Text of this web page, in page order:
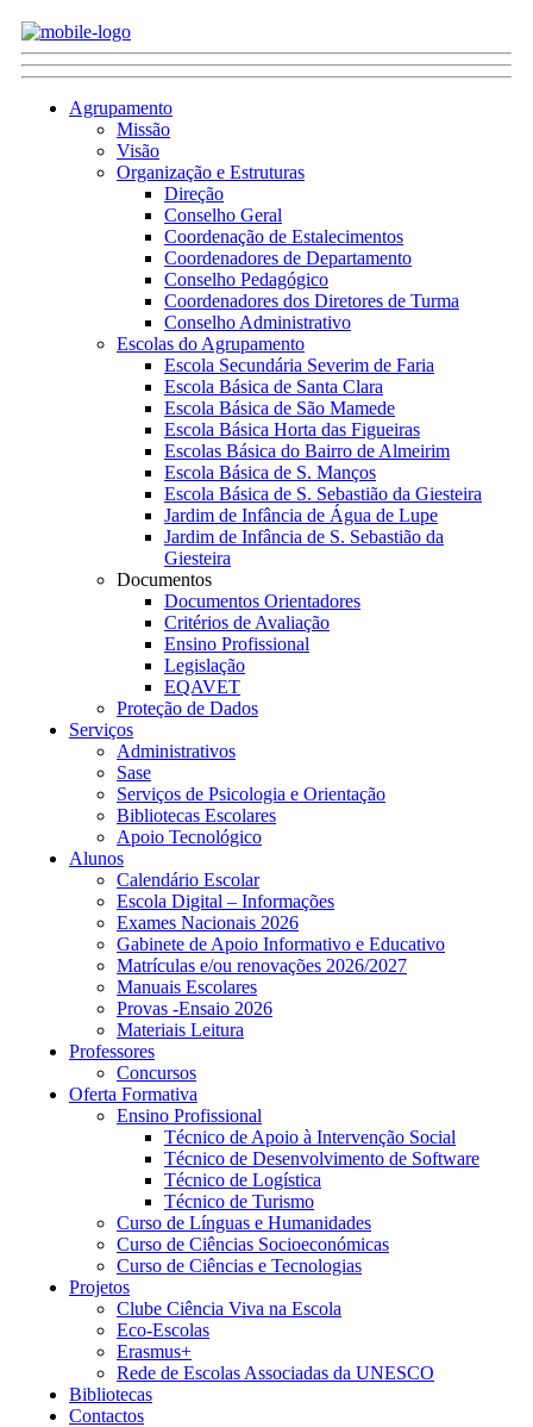
Agrupamento
Missão
Visão
Organização e Estruturas
Direção
Conselho Geral
Coordenação de Estalecimentos
Coordenadores de Departamento
Conselho Pedagógico
Coordenadores dos Diretores de Turma
Conselho Administrativo
Escolas do Agrupamento
Escola Secundária Severim de Faria
Escola Básica de Santa Clara
Escola Básica de São Mamede
Escola Básica Horta das Figueiras
Escolas Básica do Bairro de Almeirim
Escola Básica de S. Manços
Escola Básica de S. Sebastião da Giesteira
Jardim de Infância de Água de Lupe
Jardim de Infância de S. Sebastião da
Giesteira
Documentos
Documentos Orientadores
Critérios de Avaliação
Ensino Profissional
Legislação
EQAVET
Proteção de Dados
Serviços
Administrativos
Sase
Serviços de Psicologia e Orientação
Bibliotecas Escolares
Apoio Tecnológico
Alunos
Calendário Escolar
Escola Digital – Informações
Exames Nacionais 2026
Gabinete de Apoio Informativo e Educativo
Matrículas e/ou renovações 2026/2027
Manuais Escolares
Provas -Ensaio 2026
Materiais Leitura
Professores
Concursos
Oferta Formativa
Ensino Profissional
Técnico de Apoio à Intervenção Social
Técnico de Desenvolvimento de Software
Técnico de Logística
Técnico de Turismo
Curso de Línguas e Humanidades
Curso de Ciências Socioeconómicas
Curso de Ciências e Tecnologias
Projetos
Clube Ciência Viva na Escola
Eco-Escolas
Erasmus+
Rede de Escolas Associadas da UNESCO
Bibliotecas
Contactos